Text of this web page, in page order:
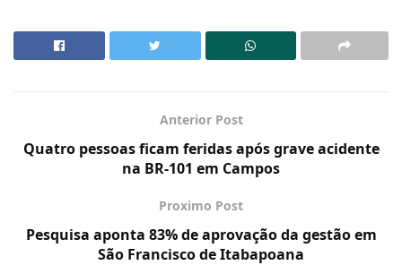
Anterior Post
Quatro pessoas ficam feridas após grave acidente
na BR-101 em Campos
Proximo Post
Pesquisa aponta 83% de aprovação da gestão em
São Francisco de Itabapoana